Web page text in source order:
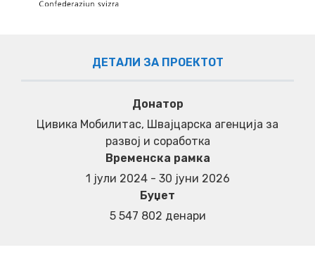
ДЕТАЛИ ЗА ПРОЕКТОТ
Донатор
Цивика Мобилитас, Швајцарска агенција за
развој и соработка
Временска рамка
1 јули 2024 - 30 јуни 2026
Буџет
5 547 802 денари